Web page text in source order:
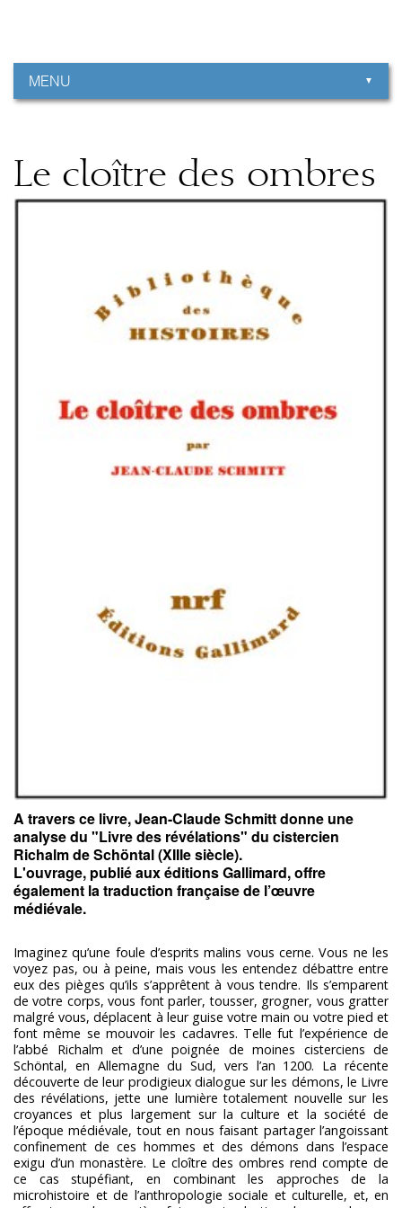
MENU
Le cloître des ombres
A travers ce livre, Jean-Claude Schmitt donne une
analyse du "Livre des révélations" du cistercien
Richalm de Schöntal (XIIIe siècle).
L'ouvrage, publié aux éditions Gallimard, offre
également la traduction française de l’œuvre
médiévale.
Imaginez qu’une foule d’esprits malins vous cerne. Vous ne les
voyez pas, ou à peine, mais vous les entendez débattre entre
eux des pièges qu’ils s’apprêtent à vous tendre. Ils s’emparent
de votre corps, vous font parler, tousser, grogner, vous gratter
malgré vous, déplacent à leur guise votre main ou votre pied et
font même se mouvoir les cadavres. Telle fut l’expérience de
l’abbé Richalm et d’une poignée de moines cisterciens de
Schöntal, en Allemagne du Sud, vers l’an 1200. La récente
découverte de leur prodigieux dialogue sur les démons, le Livre
des révélations, jette une lumière totalement nouvelle sur les
croyances et plus largement sur la culture et la société de
l’époque médiévale, tout en nous faisant partager l’angoissant
confinement de ces hommes et des démons dans l’espace
exigu d’un monastère. Le cloître des ombres rend compte de
ce cas stupéfiant, en combinant les approches de la
microhistoire et de l’anthropologie sociale et culturelle, et, en